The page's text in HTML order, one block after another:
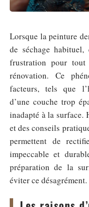
Lorsque la peinture
de séchage
frustration pour
rénovation. Ce
facteurs, tels que
d’une couche trop
inadapté à la surface.
et des conseils
permettent de
impeccable et
préparation de la
éviter ce désagrément.